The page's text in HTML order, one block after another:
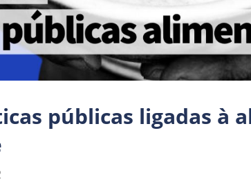
públicas ligadas à